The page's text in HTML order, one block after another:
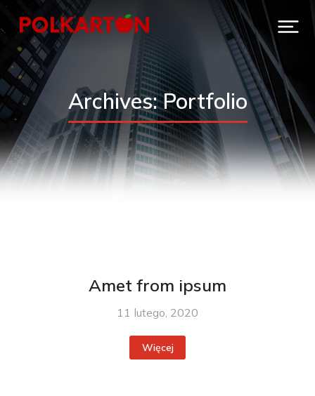
Archives: Portfolio
Amet from ipsum
11 lutego, 2020
Więcej